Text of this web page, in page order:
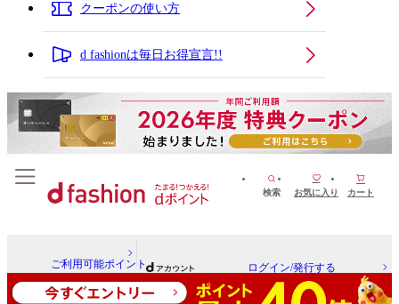
クーポンの使い方
d fashionは毎日お得宣言!!
検索 お気に入り カート
ご利用可能ポイント ログイン/発行する